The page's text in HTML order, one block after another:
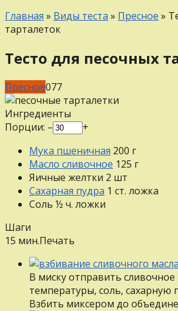
Главная » Виды теста » Пресное »
тарталеток
Тесто для песочных
Пресное077
Ингредиенты
Порции: –
+
Мука пшеничная 200 г
Масло сливочное 125 г
Яичные желтки 2 шт
Сахарная пудра 1 ст. ложка
Соль ½ ч. ложки
Шаги
15 мин.Печать
В миску отправить
температуры, соль, сахарную
Взбить миксером до